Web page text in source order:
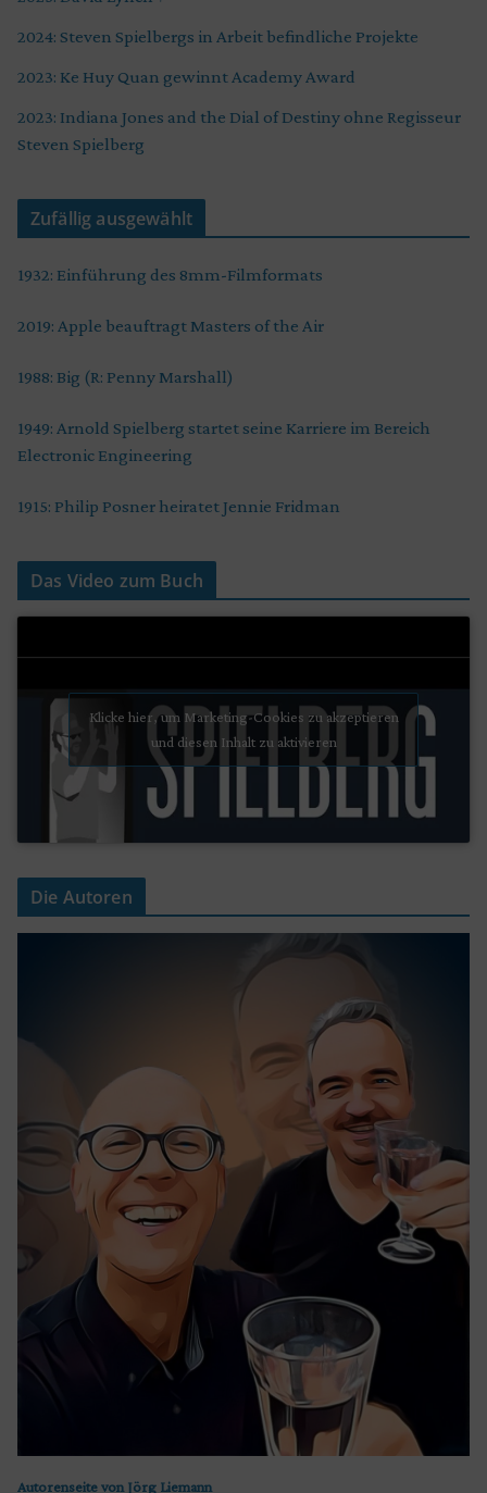
2024: Steven Spielbergs in Arbeit befindliche Projekte
2023: Ke Huy Quan gewinnt Academy Award
2023: Indiana Jones and the Dial of Destiny ohne Regisseur
Steven Spielberg
Zufällig ausgewählt
1932: Einführung des 8mm-Filmformats
2019: Apple beauftragt Masters of the Air
1988: Big (R: Penny Marshall)
1949: Arnold Spielberg startet seine Karriere im Bereich
Electronic Engineering
1915: Philip Posner heiratet Jennie Fridman
Das Video zum Buch
Klicke hier, um Marketing-Cookies zu akzeptieren
und diesen Inhalt zu aktivieren
Die Autoren
Autorenseite von Jörg Liemann